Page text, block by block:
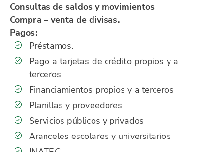
Consultas de saldos y movimientos
Compra – venta de divisas.
Pagos:
Préstamos.
Pago a tarjetas de crédito propios y a
terceros.
Financiamientos propios y a terceros
Planillas y proveedores
Servicios públicos y privados
Aranceles escolares y universitarios